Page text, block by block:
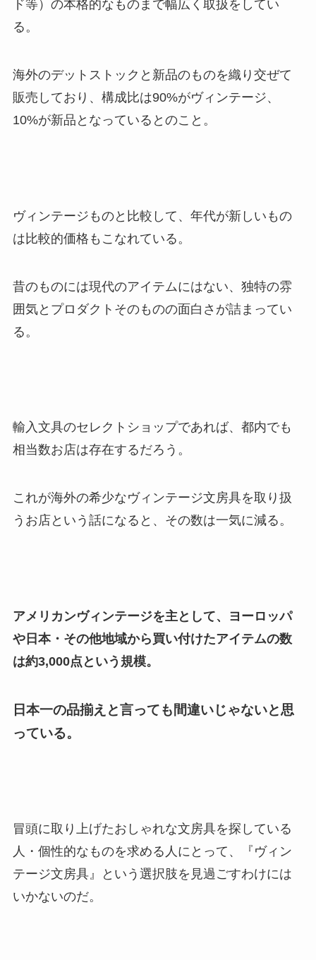
ド等）の本格的なものまで幅広く取扱をしてい
る。
海外のデットストックと新品のものを織り交ぜて
販売しており、構成比は90%がヴィンテージ、
10%が新品となっているとのこと。
ヴィンテージものと比較して、年代が新しいもの
は比較的価格もこなれている。
昔のものには現代のアイテムにはない、独特の雰
囲気とプロダクトそのものの面白さが詰まってい
る。
輸入文具のセレクトショップであれば、都内でも
相当数お店は存在するだろう。
これが海外の希少なヴィンテージ文房具を取り扱
うお店という話になると、その数は一気に減る。
アメリカンヴィンテージを主として、ヨーロッパ
や日本・その他地域から買い付けたアイテムの数
は約3,000点という規模。
日本一の品揃えと言っても間違いじゃないと思
っている。
冒頭に取り上げたおしゃれな文房具を探している
人・個性的なものを求める人にとって、『ヴィン
テージ文房具』という選択肢を見過ごすわけには
いかないのだ。